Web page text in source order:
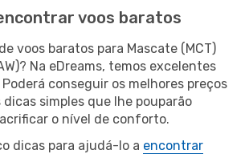
voos baratos
voos baratos para Mascate (MCT)
Na eDreams, temos excelentes
conseguir os melhores preços
simples que lhe pouparão
o nível de conforto.
dicas para ajudá-lo a encontrar